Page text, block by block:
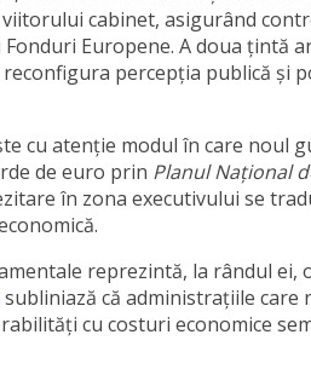
cabinet, asigurând
Europene. A doua țintă
percepția publică și
cu atenție modul în care noul
de euro prin Planul Național
în zona executivului se
reprezintă, la rândul
subliniază că administrațiile
cu costuri economice